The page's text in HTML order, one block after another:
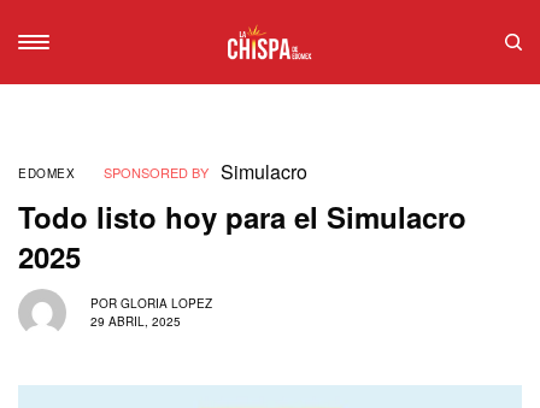
EDOMEX SPONSORED BY Simulacro
Todo listo hoy para el Simulacro
2025
POR GLORIA LOPEZ
29 ABRIL, 2025